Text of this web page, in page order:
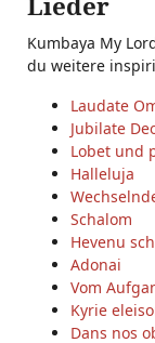
Kumbaya My
du weitere
Laudate
Jubilate
Lobet und
Halleluja
Schalom
Hevenu
Adonai
Vom
Kyrie
Dans nos